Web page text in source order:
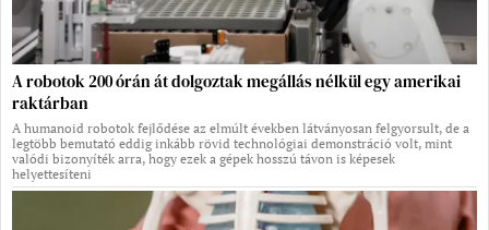
A robotok 200 órán át dolgoztak megállás nélkül egy amerikai
raktárban
A humanoid robotok fejlődése az elmúlt években látványosan felgyorsult, de a
legtöbb bemutató eddig inkább rövid technológiai demonstráció volt, mint
valódi bizonyíték arra, hogy ezek a gépek hosszú távon is képesek
helyettesíteni